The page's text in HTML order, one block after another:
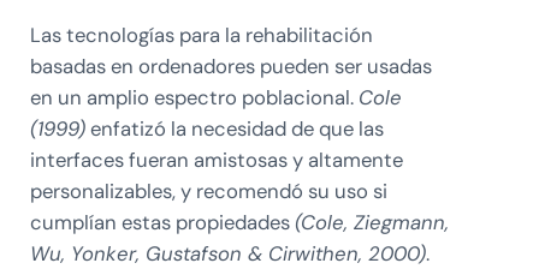
Las tecnologías para la rehabilitación
basadas en ordenadores pueden ser usadas
en un amplio espectro poblacional. Cole
(1999)enfatizó la necesidad de que las
interfaces fueran amistosas y altamente
personalizables, y recomendó su uso si
cumplían estas propiedades (Cole, Ziegmann,
Wu, Yonker, Gustafson & Cirwithen, 2000).